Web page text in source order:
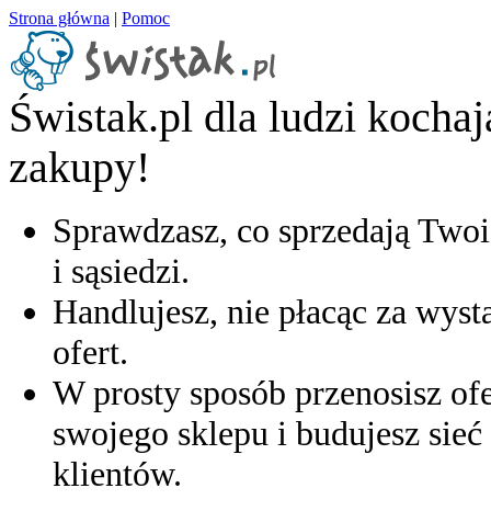
Strona główna | Pomoc
Świstak.pl dla ludzi
zakupy!
Sprawdzasz, co sprzedają
i sąsiedzi.
Handlujesz, nie płacąc za
ofert.
W prosty sposób przenosisz
swojego sklepu i budujesz sieć
klientów.